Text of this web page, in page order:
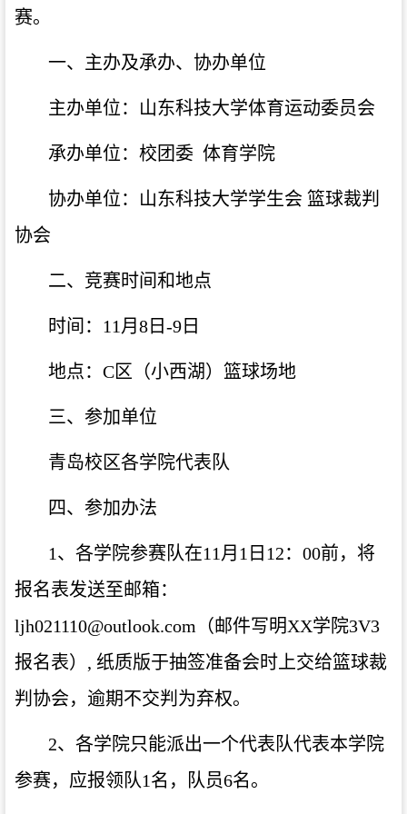
赛。
一、主办及承办、协办单位
主办单位：山东科技大学体育运动委员会
承办单位：校团委 体育学院
协办单位：山东科技大学学生会 篮球裁判
协会
二、竞赛时间和地点
时间： 11月8日-9日
地点： C区（小西湖）篮球场地
三、参加单位
青岛校区各学院代表队
四、参加办法
1、各学院参赛队在11 月 1日12：00前，将
报名表发送至邮箱：
ljh021110@outlook.com （邮件写明XX学院3V3
报名表）, 纸质版于抽签准备会时上交给篮球裁
判协会，逾期不交判为弃权。
2、各学院只能派出一个代表队代表本学院
参赛，应报领队1名，队员6名。